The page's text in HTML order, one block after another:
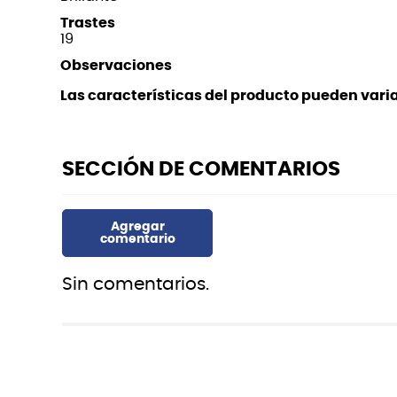
Trastes
19
Observaciones
Las características del producto pueden
Sin comentarios.